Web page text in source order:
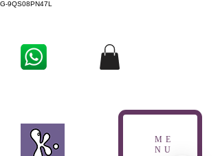
G-9QS08PN47L
ME
NU